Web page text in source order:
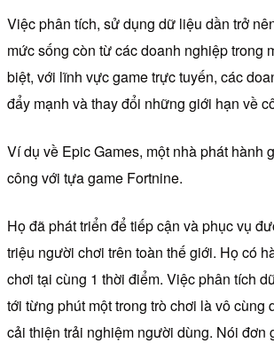
Việc phân tích, sử dụng dữ liệu dần trở
mức sống còn từ các doanh nghiệp trong
biệt, với lĩnh vực game trực tuyến, các
đẩy mạnh và thay đổi những giới hạn về
Ví dụ về Epic Games, một nhà phát hành
công với tựa game Fortnine.
Họ đã phát triển để tiếp cận và phục vụ
triệu người chơi trên toàn thế giới. Họ có
chơi tại cùng 1 thời điểm. Việc phân tích
tới từng phút một trong trò chơi là vô cùng
cải thiện trải nghiệm người dùng. Nói đơn